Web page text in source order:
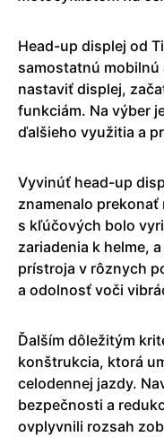
Head-up displej od
samostatnú
nastaviť displej,
funkciám. Na výber
ďalšieho využitia a
Vyvinúť head-up
znamenalo
s kľúčových bolo
zariadenia k helme,
prístroja v rôznych
a odolnosť voči
Ďalším dôležitým
konštrukcia, ktorá
celodennej jazdy.
bezpečnosti a
ovplyvnili rozsah